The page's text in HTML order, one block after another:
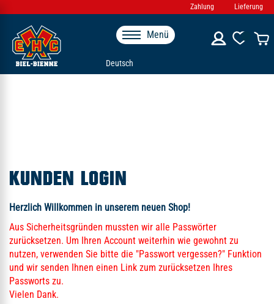
Zahlung Lieferung
Deutsch
Menü
KUNDEN LOGIN
Herzlich Willkommen in unserem neuen Shop!
Aus Sicherheitsgründen mussten wir alle Passwörter
zurücksetzen. Um Ihren Account weiterhin wie gewohnt zu
nutzen, verwenden Sie bitte die "Passwort vergessen?" Funktion
und wir senden Ihnen einen Link zum zurücksetzen Ihres
Passworts zu.
Vielen Dank.